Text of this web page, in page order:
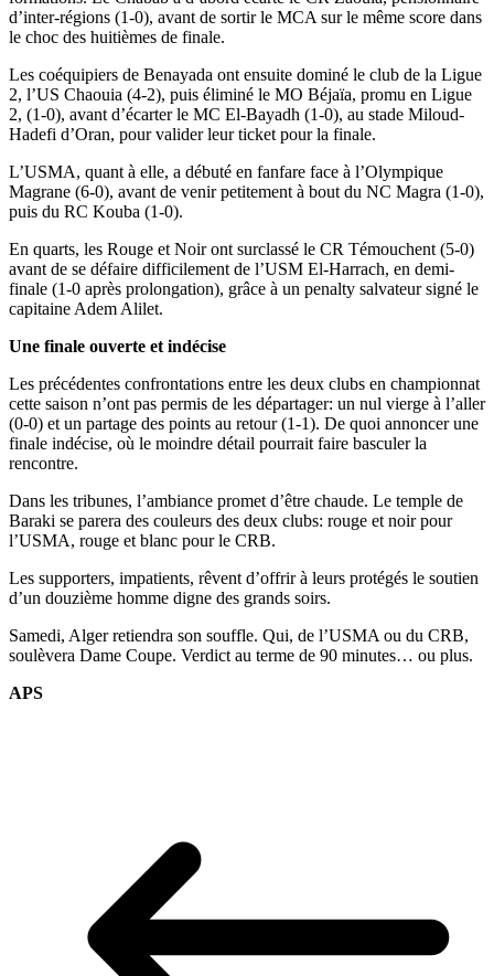
d’inter-régions (1-0), avant de sortir le MCA sur le même score dans
le choc des huitièmes de finale.
Les coéquipiers de Benayada ont ensuite dominé le club de la Ligue
2, l’US Chaouia (4-2), puis éliminé le MO Béjaïa, promu en Ligue
2, (1-0), avant d’écarter le MC El-Bayadh (1-0), au stade Miloud-
Hadefi d’Oran, pour valider leur ticket pour la finale.
L’USMA, quant à elle, a débuté en fanfare face à l’Olympique
Magrane (6-0), avant de venir petitement à bout du NC Magra (1-0),
puis du RC Kouba (1-0).
En quarts, les Rouge et Noir ont surclassé le CR Témouchent (5-0)
avant de se défaire difficilement de l’USM El-Harrach, en demi-
finale (1-0 après prolongation), grâce à un penalty salvateur signé le
capitaine Adem Alilet.
Une finale ouverte et indécise
Les précédentes confrontations entre les deux clubs en championnat
cette saison n’ont pas permis de les départager: un nul vierge à l’aller
(0-0) et un partage des points au retour (1-1). De quoi annoncer une
finale indécise, où le moindre détail pourrait faire basculer la
rencontre.
Dans les tribunes, l’ambiance promet d’être chaude. Le temple de
Baraki se parera des couleurs des deux clubs: rouge et noir pour
l’USMA, rouge et blanc pour le CRB.
Les supporters, impatients, rêvent d’offrir à leurs protégés le soutien
d’un douzième homme digne des grands soirs.
Samedi, Alger retiendra son souffle. Qui, de l’USMA ou du CRB,
soulèvera Dame Coupe. Verdict au terme de 90 minutes… ou plus.
APS